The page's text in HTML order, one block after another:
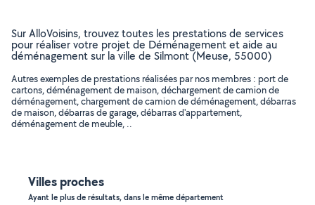
Sur AlloVoisins, trouvez toutes les prestations de services
pour réaliser votre projet de Déménagement et aide au
déménagement sur la ville de Silmont (Meuse, 55000)
Autres exemples de prestations réalisées par nos membres : port de
cartons, déménagement de maison, déchargement de camion de
déménagement, chargement de camion de déménagement, débarras
de maison, débarras de garage, débarras d'appartement,
déménagement de meuble, ..
Villes proches
Ayant le plus de résultats, dans le même département